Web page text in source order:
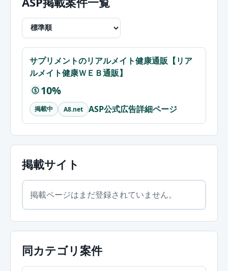
サプリメントのリアルメイト健康通販【リア
ルメイト健康ＷＥＢ通販】
$ 10%
掲載中 A8.net ASP公式広告詳細ページ
掲載サイト
掲載ページはまだ登録されていません。
同カテゴリ案件